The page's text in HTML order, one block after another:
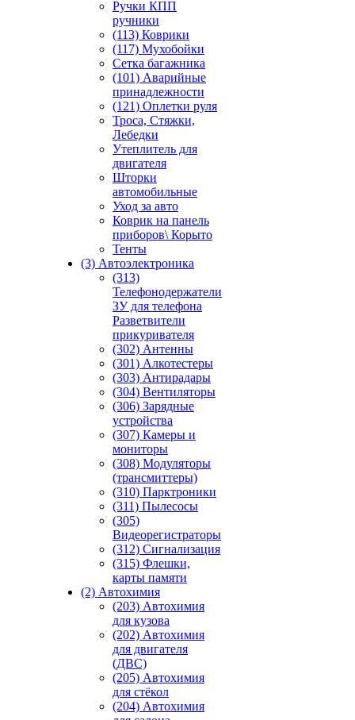
Ручки КПП
ручники
(113) Коврики
(117) Мухобойки
Сетка багажника
(101) Аварийные
принадлежности
(121) Оплетки руля
Троса, Стяжки,
Лебедки
Утеплитель для
двигателя
Шторки
автомобильные
Уход за авто
Коврик на панель
приборов\ Корыто
Тенты
(3) Автоэлектроника
(313)
Телефонодержатели
ЗУ для телефона
Разветвители
прикуривателя
(302) Антенны
(301) Алкотестеры
(303) Антирадары
(304) Вентиляторы
(306) Зарядные
устройства
(307) Камеры и
мониторы
(308) Модуляторы
(трансмиттеры)
(310) Парктроники
(311) Пылесосы
(305)
Видеорегистраторы
(312) Сигнализация
(315) Флешки,
карты памяти
(2) Автохимия
(203) Автохимия
для кузова
(202) Автохимия
для двигателя
(ДВС)
(205) Автохимия
для стёкол
(204) Автохимия